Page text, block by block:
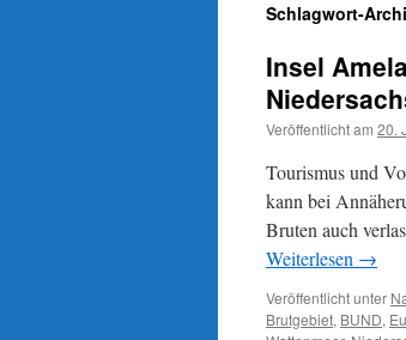
Schlagwort-
Insel
Veröffentlicht am 20.
Tourismus und
kann bei
Bruten auch
Weiterlesen →
Veröffentlicht unter
Brutgebiet, BUND,